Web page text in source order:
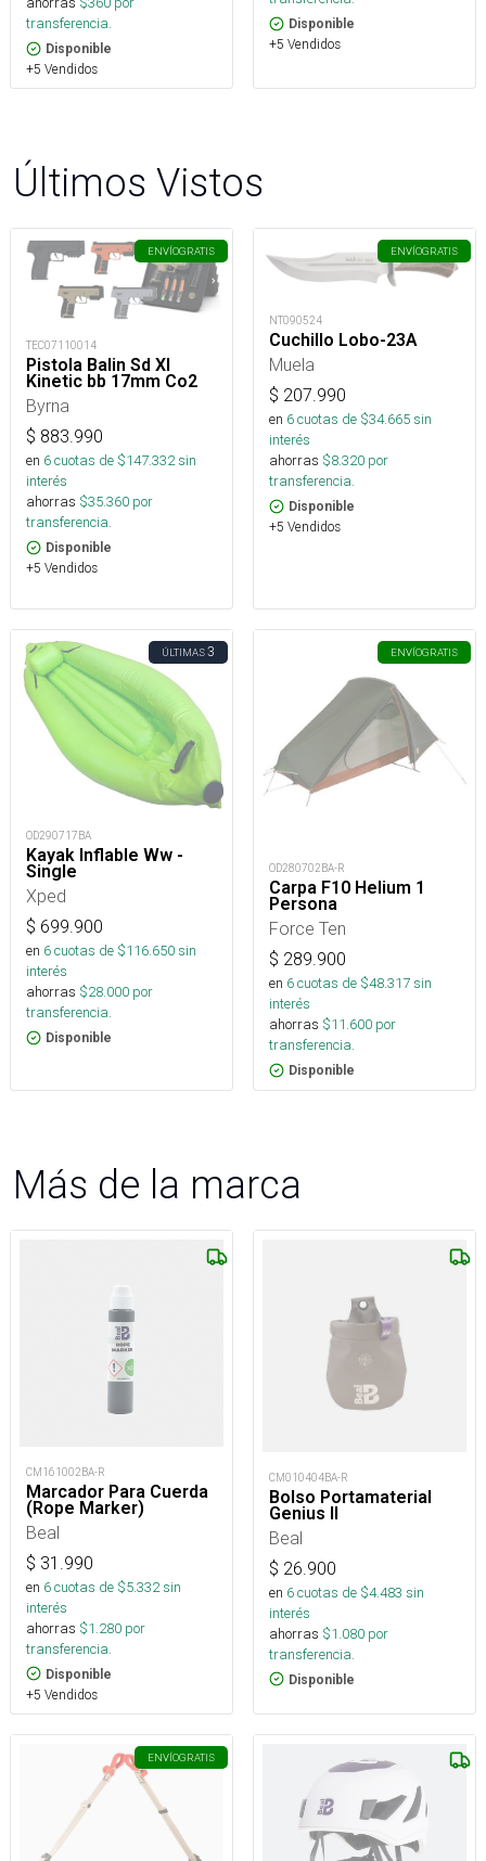
transferencia.
Disponible
+5 Vendidos
Disponible
+5 Vendidos
Últimos Vistos
ENVÍOGRATIS
TEC07110014
Pistola Balin Sd Xl
Kinetic bb 17mm Co2
Byrna
$ 883.990
en 6cuotas de $147.332sin
interés
ahorras $35.360 por
transferencia.
Disponible
+5 Vendidos
ENVÍOGRATIS
NT090524
Cuchillo Lobo-23A
Muela
$ 207.990
en 6cuotas de $34.665sin
interés
ahorras $8.320 por
transferencia.
Disponible
+5 Vendidos
ÚLTIMAS3
OD290717BA
Kayak Inflable Ww -
Single
Xped
$ 699.900
en 6cuotas de $116.650sin
interés
ahorras $28.000 por
transferencia.
Disponible
ENVÍOGRATIS
OD280702BA-R
Carpa F10 Helium 1
Persona
Force Ten
$ 289.900
en 6cuotas de $48.317sin
interés
ahorras $11.600 por
transferencia.
Disponible
Más de la marca
CM161002BA-R
Marcador Para Cuerda
(Rope Marker)
Beal
$ 31.990
en 6cuotas de $5.332sin
interés
ahorras $1.280 por
transferencia.
Disponible
+5 Vendidos
CM010404BA-R
Bolso Portamaterial
Genius II
Beal
$ 26.900
en 6cuotas de $4.483 sin
interés
ahorras $1.080 por
transferencia.
Disponible
ENVÍOGRATIS